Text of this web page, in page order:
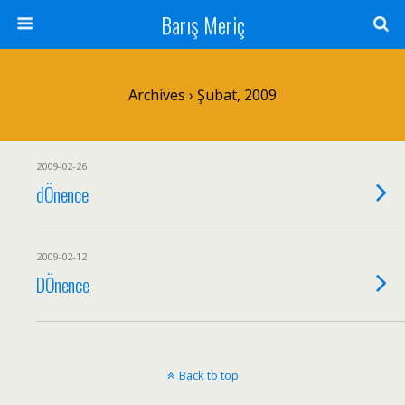
Barış Meriç
Archives › Şubat, 2009
2009-02-26
dÖnence
2009-02-12
DÖnence
Back to top